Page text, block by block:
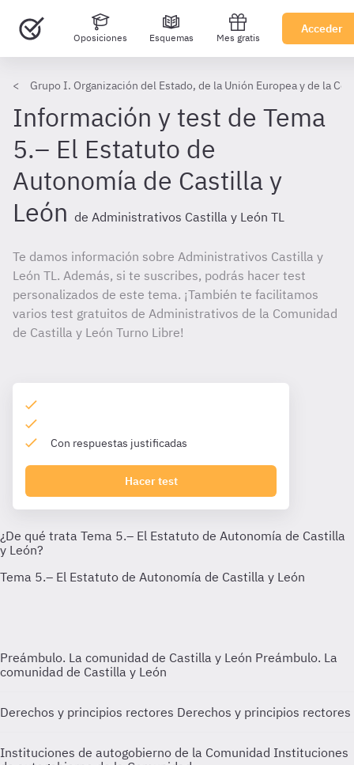
Oposiciones Esquemas Mes gratis
Acceder
Grupo I. Organización del Estado, de la Unión Europea y de la
Información y test de Tema
5.– El Estatuto de
Autonomía de Castilla y
León de Administrativos Castilla y León TL
Te damos información sobre Administrativos Castilla y
León TL. Además, si te suscribes, podrás hacer test
personalizados de este tema. ¡También te facilitamos
varios test gratuitos de Administrativos de la Comunidad
de Castilla y León Turno Libre!
Con respuestas justificadas
Hacer test
Preámbulo. La comunidad de Castilla y León Preámbulo. La
comunidad de Castilla y León
Derechos y principios rectores Derechos y principios rectores
Instituciones de autogobierno de la Comunidad Instituciones